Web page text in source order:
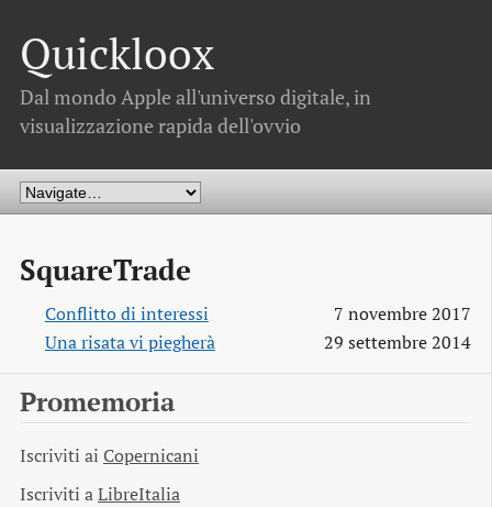
Quickloox
Dal mondo Apple all'universo digitale, in
visualizzazione rapida dell'ovvio
SquareTrade
Conflitto di interessi
7 novembre 2017
Una risata vi piegherà
29 settembre 2014
Promemoria
Iscriviti ai Copernicani
Iscriviti aLibreItalia